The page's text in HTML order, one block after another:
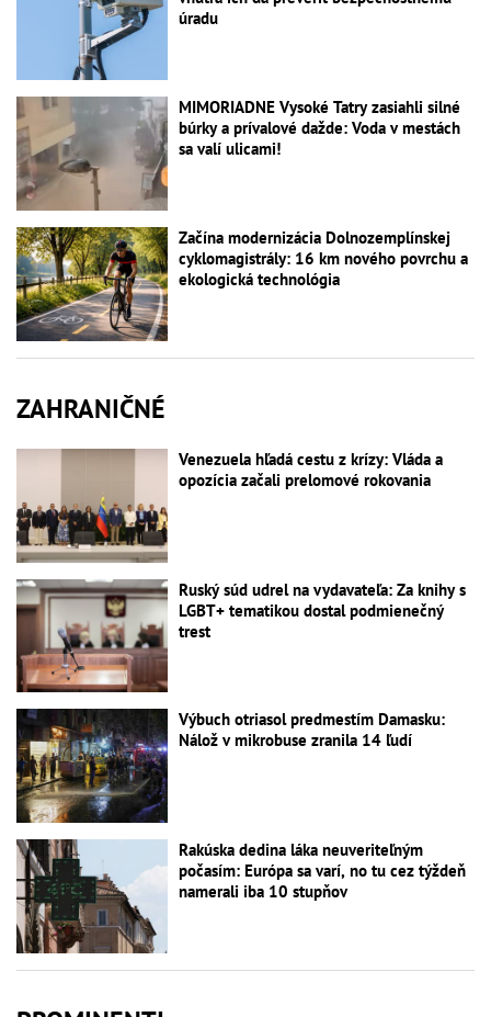
úradu
MIMORIADNE Vysoké Tatry zasiahli silné
búrky a prívalové dažde: Voda v mestách
sa valí ulicami!
Začína modernizácia Dolnozemplínskej
cyklomagistrály: 16 km nového povrchu a
ekologická technológia
ZAHRANIČNÉ
Venezuela hľadá cestu z krízy: Vláda a
opozícia začali prelomové rokovania
Ruský súd udrel na vydavateľa: Za knihy s
LGBT+ tematikou dostal podmienečný
trest
Výbuch otriasol predmestím Damasku:
Nálož v mikrobuse zranila 14 ľudí
Rakúska dedina láka neuveriteľným
počasím: Európa sa varí, no tu cez týždeň
namerali iba 10 stupňov